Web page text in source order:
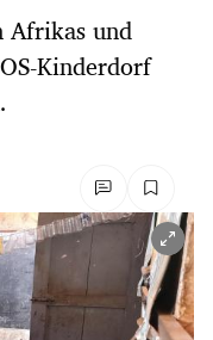
Afrikas und
Kinderdorf